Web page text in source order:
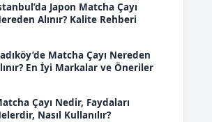
Japon Matcha Çayı
Alınır? Kalite Rehberi
Matcha Çayı Nereden
En İyi Markalar ve Öneriler
Çayı Nedir, Faydaları
Nasıl Kullanılır?